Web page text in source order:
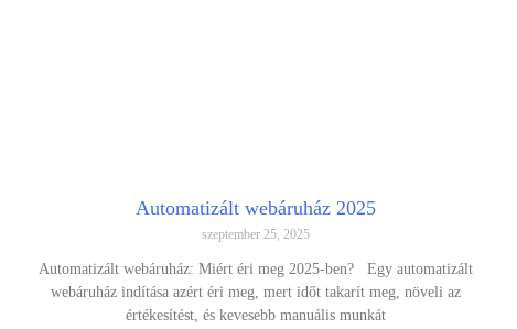
Automatizált webáruház 2025
szeptember 25, 2025
Automatizált webáruház: Miért éri meg 2025-ben? Egy automatizált
webáruház indítása azért éri meg, mert időt takarít meg, növeli az
értékesítést, és kevesebb manuális munkát